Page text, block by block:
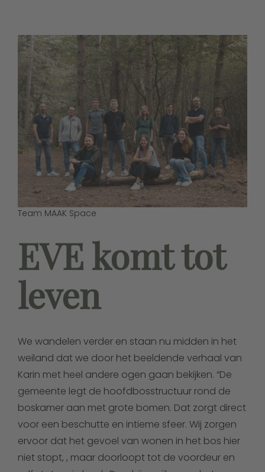
Team MAAK Space
EVE komt tot
leven
We wandelen verder en staan nu midden in het
weiland dat we door het beeldende verhaal van
Karin met heel andere ogen gaan bekijken. “De
gemeente legt de hoofdbosstructuur rond de
boskamer aan met grote bomen. Dat zorgt direct
voor een beschutte en intieme sfeer. Wij zorgen
ervoor dat het gevoel van wonen in het bos hier
niet stopt, , maar doorloopt tot de voordeur en